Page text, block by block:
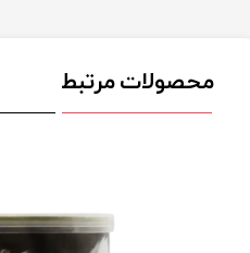
محصولات مرتبط